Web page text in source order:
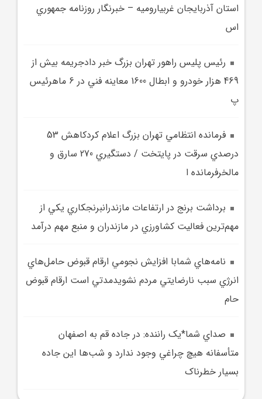
استان آذربايجان غربياروميه – خبرنگار روزنامه جمهوري
اس
رئيس پليس راهور تهران بزرگ خبر دادجريمه بيش از
469 هزار خودرو و ابطال 1600 معاينه فني در 6 ماهرئيس
پ
فرمانده انتظامي تهران بزرگ اعلام کردکاهش 53
درصدي سرقت در پايتخت / دستگيري 270 سارق و
مالخرفرمانده ا
برداشت برنج در ارتفاعات مازندرانبرنجکاري يکي از
مهم‌ترين فعاليت کشاورزي در مازندران و منبع مهم درآمد
نامه‌هاي شمابا افزايش نجومي ارقام قبوض حامل‌هاي
انرژي سبب نارضايتي مردم نشويدمدتي است ارقام قبوض
حام
صداي شما*يک راننده: در جاده قم به اصفهان
متأسفانه هيچ چراغي وجود ندارد و شب‌ها اين جاده
بسيار خطرناک